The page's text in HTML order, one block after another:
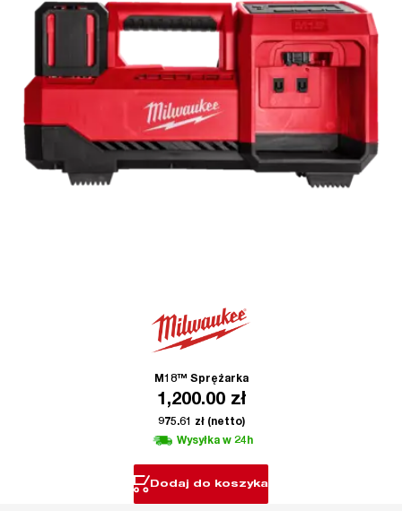
M18™ Sprężarka
1,200.00 zł
975.61 zł(netto)
Wysyłka w 24h
Dodaj do koszyka